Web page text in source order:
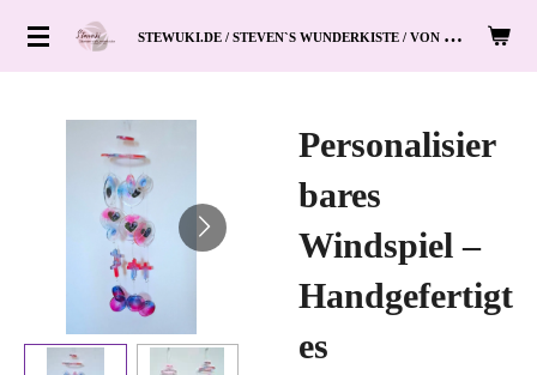
Zum
S
TEWUKI.DE / STEVEN`S WUNDERKISTE / VON HAND ZUM HERZ
Personalisier
bares
Windspiel –
Handgefertigt
es